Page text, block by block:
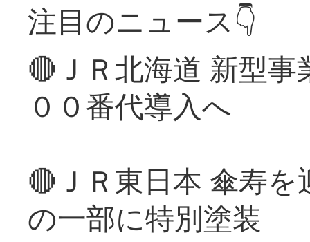
注目のニュース👇
🔴ＪＲ北海道 新型
００番代導入へ
🔴ＪＲ東日本 傘寿
の一部に特別塗装